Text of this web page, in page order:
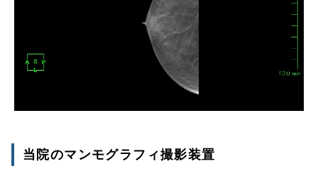
当院のマンモグラフィ撮影装置